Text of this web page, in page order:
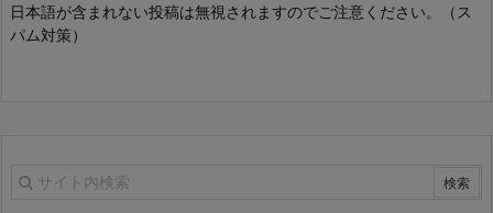
日本語が含まれない投稿は無視されますのでご注意ください。（ス
パム対策）